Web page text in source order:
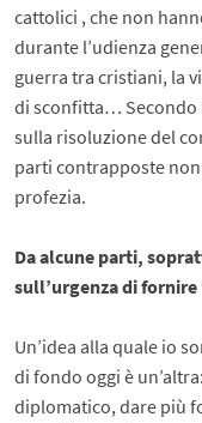
cattolici , che non
durante l’udienza
guerra tra cristiani, la
di sconfitta… Secondo
sulla risoluzione del
parti contrapposte
profezia.
Da alcune parti,
sull’urgenza di
Un’idea alla quale io
di fondo oggi è
diplomatico, dare più